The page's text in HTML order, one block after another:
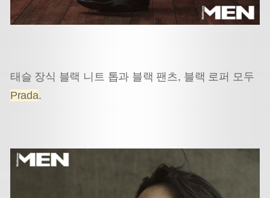
태슬 장식 블랙 니트 톱과 블랙 팬츠, 블랙 로퍼 모두
Prada.